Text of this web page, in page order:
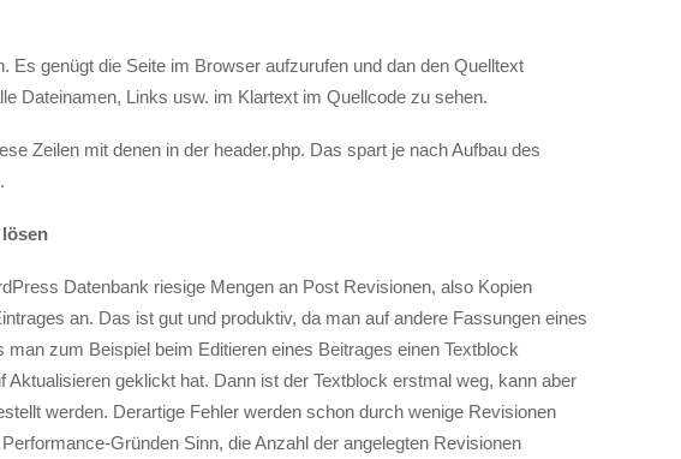
Es genügt die Seite im Browser aufzurufen und dan den Quelltext
Dateinamen, Links usw. im Klartext im Quellcode zu sehen.
Zeilen mit denen in der header.php. Das spart je nach Aufbau des
Datenbank riesige Mengen an Post Revisionen, also Kopien
an. Das ist gut und produktiv, da man auf andere Fassungen eines
zum Beispiel beim Editieren eines Beitrages einen Textblock
Aktualisieren geklickt hat. Dann ist der Textblock erstmal weg, kann aber
werden. Derartige Fehler werden schon durch wenige Revisionen
Gründen Sinn, die Anzahl der angelegten Revisionen